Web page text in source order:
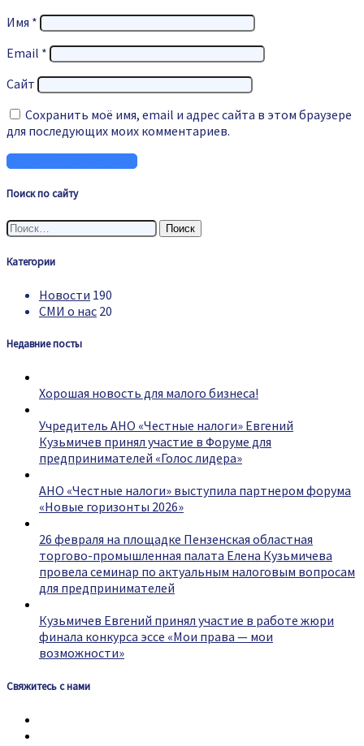
Имя *
Email *
Сайт
Сохранить моё имя, email и адрес сайта в этом браузере
для последующих моих комментариев.
Поиск по сайту
Найти:
Категории
Новости 190
СМИ о нас 20
Недавние посты
Хорошая новость для малого бизнеса!
Учредитель АНО «Честные налоги» Евгений
Кузьмичев принял участие в Форуме для
предпринимателей «Голос лидера»
АНО «Честные налоги» выступила партнером форума
«Новые горизонты 2026»
26 февраля на площадке Пензенская областная
торгово-промышленная палата Елена Кузьмичева
провела семинар по актуальным налоговым вопросам
для предпринимателей
Кузьмичев Евгений принял участие в работе жюри
финала конкурса эссе «Мои права — мои
возможности»
Свяжитесь с нами